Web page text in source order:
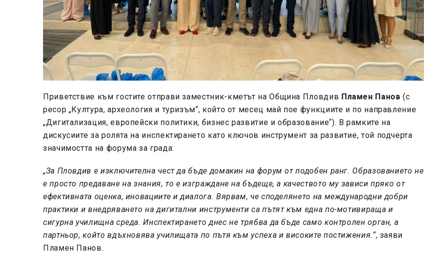
Приветствие към гостите отправи заместник-кметът на Община Пловдив Пламен Панов (с
ресор „Култура, археология и туризъм“, който от месец май пое функциите и по направление
„Дигитализация, европейски политики, бизнес развитие и образование“). В рамките на
дискусиите за ролята на инспектирането като ключов инструмент за развитие, той подчерта
значимостта на форума за града:
„За Пловдив е изключителна чест да бъде домакин на форум от подобен ранг. Образованието не
е просто предаване на знания, то е изграждане на бъдеще, а качеството му зависи пряко от
ефективната оценка, иновациите и диалога. Вярвам, че споделянето на международни добри
практики и внедряването на дигитални инструменти са пътят към една по-мотивираща и
сигурна училищна среда. Инспектирането днес не трябва да бъде само контролен орган, а
партньор, който вдъхновява училищата по пътя към успеха и високите постижения.“, заяви
Пламен Панов.